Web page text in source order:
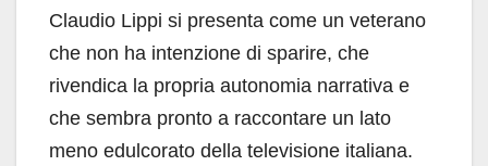
Claudio Lippi si presenta come un veterano
che non ha intenzione di sparire, che
rivendica la propria autonomia narrativa e
che sembra pronto a raccontare un lato
meno edulcorato della televisione italiana.